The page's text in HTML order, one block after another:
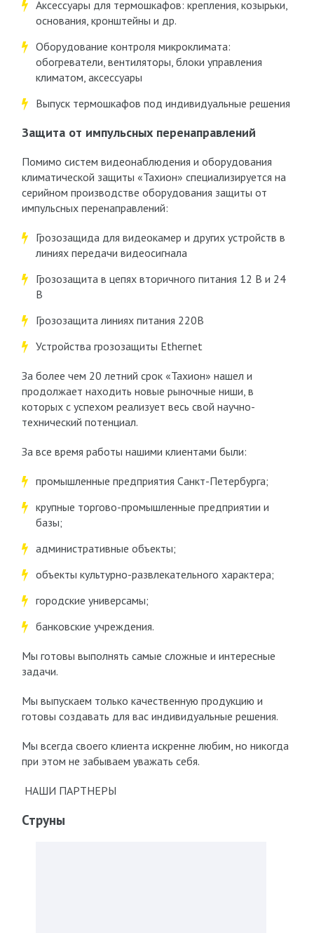
Аксессуары для термошкафов: крепления, козырьки,
основания, кронштейны и др.
Оборудование контроля микроклимата:
обогреватели, вентиляторы, блоки управления
климатом, аксессуары
Выпуск термошкафов под индивидуальные решения
Защита от импульсных перенаправлений
Помимо систем видеонаблюдения и оборудования
климатической защиты «Тахион» специализируется на
серийном производстве оборудования защиты от
импульсных перенаправлений:
Грозозащида для видеокамер и других устройств в
линиях передачи видеосигнала
Грозозащита в цепях вторичного питания 12 В и 24
В
Грозозащита линиях питания 220В
Устройства грозозащиты Ethernet
За более чем 20 летний срок «Тахион» нашел и
продолжает находить новые рыночные ниши, в
которых с успехом реализует весь свой научно-
технический потенциал.
За все время работы нашими клиентами были:
промышленные предприятия Санкт-Петербурга;
крупные торгово-промышленные предприятии и
базы;
административные объекты;
объекты культурно-развлекательного характера;
городские универсамы;
банковские учреждения.
Мы готовы выполнять самые сложные и интересные
задачи.
Мы выпускаем только качественную продукцию и
готовы создавать для вас индивидуальные решения.
Мы всегда своего клиента искренне любим, но никогда
при этом не забываем уважать себя.
НАШИ ПАРТНЕРЫ
Струны